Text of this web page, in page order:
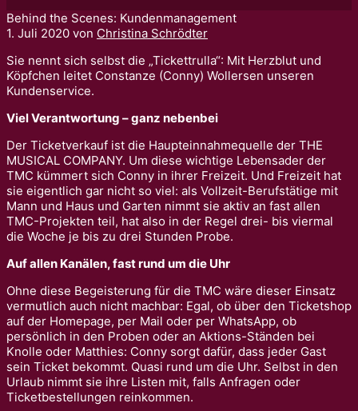
Behind the Scenes: Kundenmanagement
1. Juli 2020 von Christina Schrödter
Sie nennt sich selbst die „Tickettrulla“: Mit Herzblut und
Köpfchen leitet Constanze (Conny) Wollersen unseren
Kundenservice.
Viel Verantwortung – ganz nebenbei
Der Ticketverkauf ist die Haupteinnahmequelle der THE
MUSICAL COMPANY. Um diese wichtige Lebensader der
TMC kümmert sich Conny in ihrer Freizeit. Und Freizeit hat
sie eigentlich gar nicht so viel: als Vollzeit-Berufstätige mit
Mann und Haus und Garten nimmt sie aktiv an fast allen
TMC-Projekten teil, hat also in der Regel drei- bis viermal
die Woche je bis zu drei Stunden Probe.
Auf allen Kanälen, fast rund um die Uhr
Ohne diese Begeisterung für die TMC wäre dieser Einsatz
vermutlich auch nicht machbar: Egal, ob über den Ticketshop
auf der Homepage, per Mail oder per WhatsApp, ob
persönlich in den Proben oder an Aktions-Ständen bei
Knolle oder Matthies: Conny sorgt dafür, dass jeder Gast
sein Ticket bekommt. Quasi rund um die Uhr. Selbst in den
Urlaub nimmt sie ihre Listen mit, falls Anfragen oder
Ticketbestellungen reinkommen.